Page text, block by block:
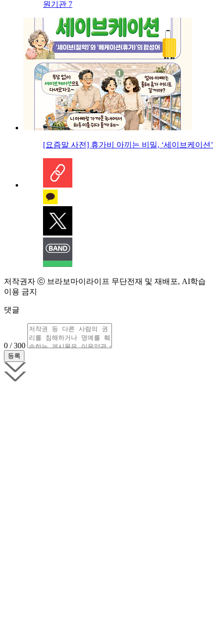
원기관 7
[요즘말 사전] 휴가비 아끼는 비밀, ‘세이브케이션’
저작권자 ⓒ 브라보마이라이프 무단전재 및 재배포, AI학습
이용 금지
댓글
0 / 300